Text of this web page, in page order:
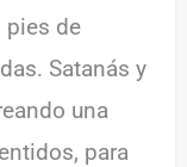
pies de
Satanás y
una
para